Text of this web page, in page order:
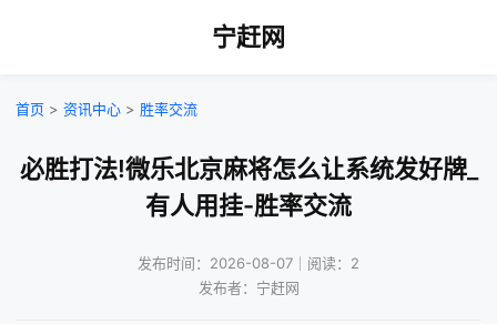
宁赶网
首页 > 资讯中心 > 胜率交流
必胜打法!微乐北京麻将怎么让系统发好牌_
有人用挂-胜率交流
发布时间：2026-08-07｜阅读：2
发布者：宁赶网